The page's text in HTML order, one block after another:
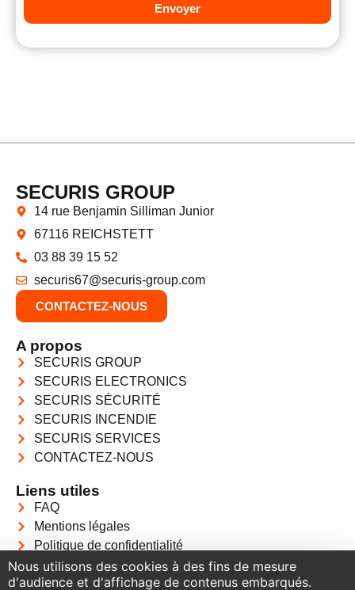
Nous utilisons des cookies à des fins de mesure
d'audience et d'affichage de contenus embarqués.
Envoyer
SECURIS GROUP
14 rue Benjamin Silliman Junior
67116 REICHSTETT
03 88 39 15 52
securis67@securis-group.com
CONTACTEZ-NOUS
A propos
SECURIS GROUP
SECURIS ELECTRONICS
SECURIS SÉCURITÉ
SECURIS INCENDIE
SECURIS SERVICES
CONTACTEZ-NOUS
Liens utiles
FAQ
Mentions légales
Politique de confidentialité